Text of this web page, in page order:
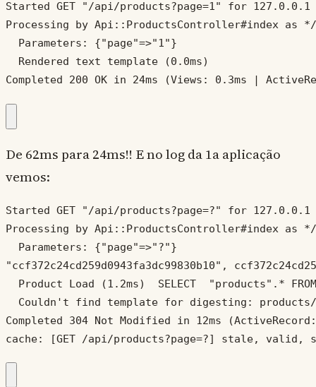
Started GET "/api/products?page=1" for 127.0.0.1
Processing by Api::ProductsController#index as
  Parameters: {"page"=>"1"}
  Rendered text template (0.0ms)
Completed 200 OK in 24ms (Views: 0.3ms |
De 62ms para 24ms!! E no log da 1a aplicação
vemos:
Started GET "/api/products?page=?" for 127.0.0.1
Processing by Api::ProductsController#index as
  Parameters: {"page"=>"?"}
"ccf372c24cd259d0943fa3dc99830b10",
Product Load (1.2ms)  SELECT  "products".*
Couldn't find template for digesting:
Completed 304 Not Modified in 12ms
cache: [GET /api/products?page=?] stale, valid,